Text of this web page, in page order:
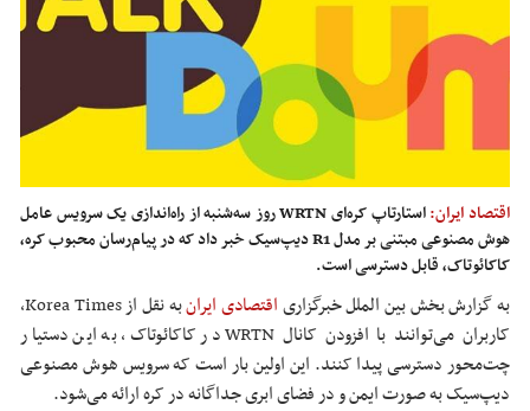
اقتصاد ایران:
استارتاپ کره‌ای WRTN روز سه‌شنبه از راه‌اندازی یک سرویس عامل
هوش مصنوعی مبتنی بر مدل R1 دیپ‌سیک خبر داد که در پیام‌رسان محبوب کره،
کاکائوتاک، قابل دسترسی است.
به گزارش بخش بین الملل خبرگزاریاقتصادی ایران
به نقل از Korea Times،
کاربران می‌توانند با افزودن کانال WRTN در کاکائوتاک، به این دستیار
چت‌محور دسترسی پیدا کنند. این اولین بار است که سرویس هوش مصنوعی
دیپ‌سیک به صورت ایمن و در فضای ابری جداگانه در کره ارائه می‌شود.